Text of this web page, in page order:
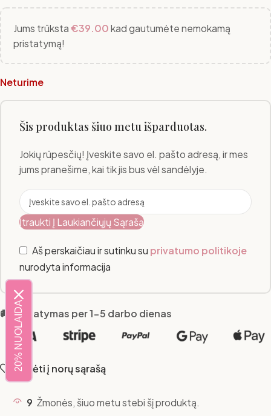
Jums trūksta€39.00kad gautumėte nemokamą
pristatymą!
Neturime
Šis produktas šiuo metu išparduotas.
Jokių rūpesčių! Įveskite savo el. pašto adresą, ir mes
jums pranešime, kai tik jis bus vėl sandėlyje.
Įtraukti Į Laukiančiųjų Sąrašą
Aš perskaičiau ir sutinku su privatumo politikoje
nurodyta informacija
🚚 Pristatymas per 1-5 darbo dienas
Pridėti į norų sąrašą
9 Žmonės, šiuo metu stebi šį produktą.
20% NUOLAIDA